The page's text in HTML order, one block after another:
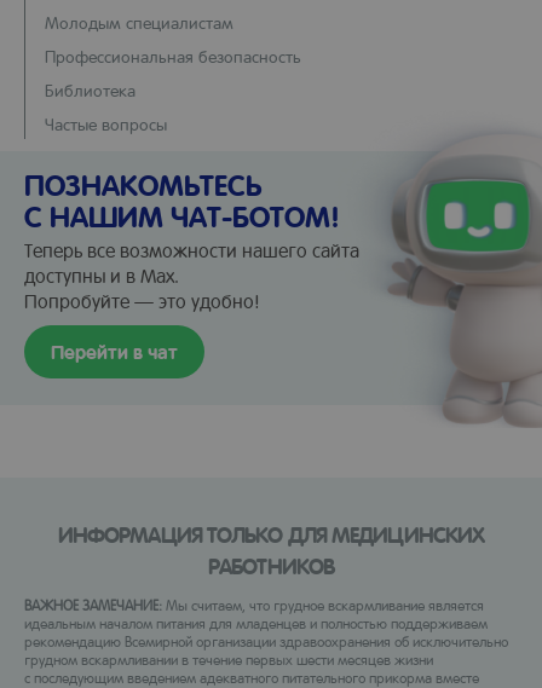
Молодым специалистам
Профессиональная безопасность
Библиотека
Частые вопросы
ПОЗНАКОМЬТЕСЬ
С НАШИМ ЧАТ-БОТОМ!
Теперь все возможности нашего сайта
доступны и в Max.
Попробуйте — это удобно!
Перейти в чат
ИНФОРМАЦИЯ ТОЛЬКО ДЛЯ МЕДИЦИНСКИХ
РАБОТНИКОВ
ВАЖНОЕ ЗАМЕЧАНИЕ:Мы считаем, что грудное вскармливание является
идеальным началом питания для младенцев и полностью поддерживаем
рекомендацию Всемирной организации здравоохранения об исключительно
грудном вскармливании в течение первых шести месяцев жизни
с последующим введением адекватного питательного прикорма вместе